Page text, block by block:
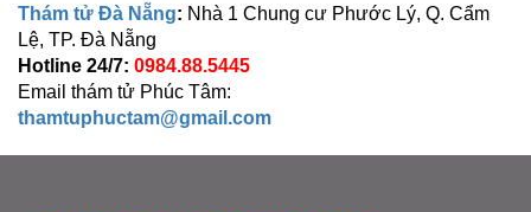
Thám tử Đà Nẵng: Nhà 1 Chung cư Phước Lý, Q. Cẩm
Lệ, TP. Đà Nẵng
Hotline 24/7: 0984.88.5445
Email thám tử Phúc Tâm:
thamtuphuctam@gmail.com